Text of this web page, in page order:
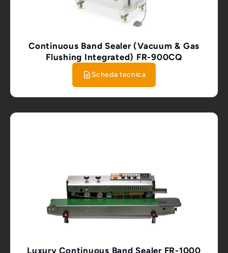
Continuous Band Sealer (Vacuum & Gas
Flushing Integrated) FR-900CQ
Scheda tecnica
Luxury Continuous Band Sealer FR-1000